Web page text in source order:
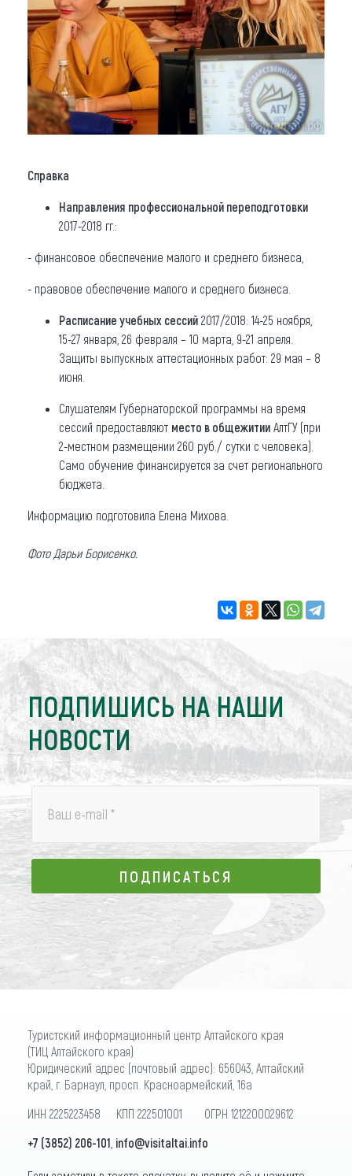
Справка
Направления профессиональной переподготовки
2017-2018 гг.:
- финансовое обеспечение малого и среднего бизнеса,
- правовое обеспечение малого и среднего бизнеса.
Расписание учебных сессий 2017/2018: 14-25 ноября,
15-27 января, 26 февраля – 10 марта, 9-21 апреля.
Защиты выпускных аттестационных работ: 29 мая – 8
июня.
Слушателям Губернаторской программы на время
сессий предоставляют место в общежитии АлтГУ (при
2-местном размещении 260 руб./ сутки с человека).
Само обучение финансируется за счет регионального
бюджета.
Информацию подготовила Елена Михова.
Фото Дарьи Борисенко.
ПОДПИШИСЬ НА НАШИ
НОВОСТИ
Ваш e-mail *
ПОДПИСАТЬСЯ
ПОДПИСАТЬСЯ
Туристский информационный центр Алтайского края
(ТИЦ Алтайского края)
Юридический адрес (почтовый адрес): 656043, Алтайский
край, г. Барнаул, просп. Красноармейский, 16а
ИНН 2225223458 КПП 222501001 ОГРН 1212200029612
+7 (3852) 206-101 info@visitaltai.info